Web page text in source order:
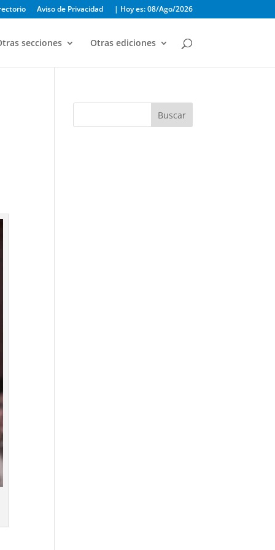
Aviso de Privacidad | Hoy es: 08/Ago/2026
secciones Otras ediciones
Buscar